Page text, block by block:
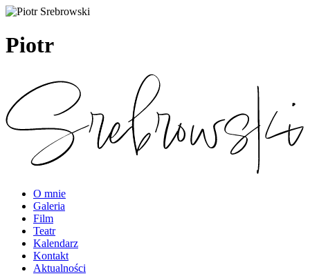
Piotr
O mnie
Galeria
Film
Teatr
Kalendarz
Kontakt
Aktualności